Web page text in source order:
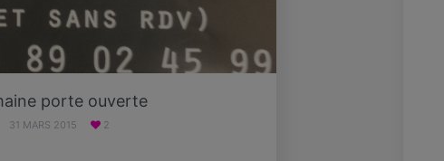
porte ouverte
31 MARS 2015 2